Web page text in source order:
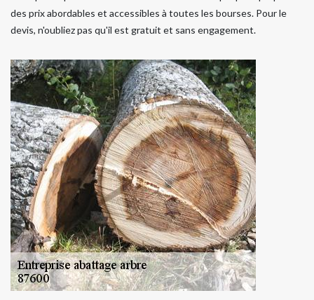
des prix abordables et accessibles à toutes les bourses. Pour le
devis, n'oubliez pas qu'il est gratuit et sans engagement.